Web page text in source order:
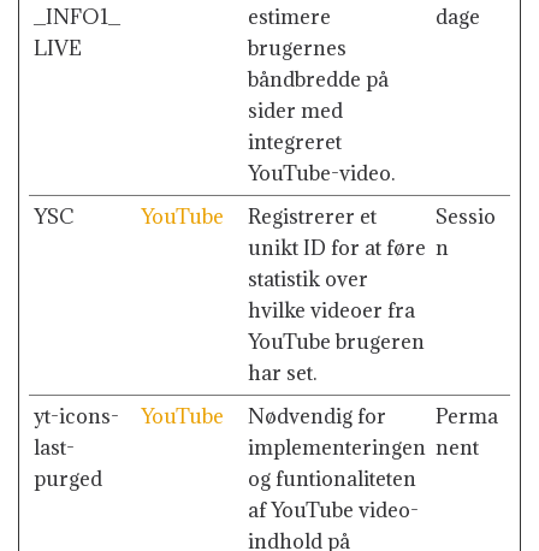
_INFO1_
LIVE
estimere
brugernes
båndbredde på
sider med
integreret
YouTube-video.
dage
YSC YouTube
Registrerer et
unikt ID for at føre
statistik over
hvilke videoer fra
YouTube brugeren
har set.
Sessio
n
yt-icons-
last-
purged
YouTube
Nødvendig for
implementeringen
og funtionaliteten
af YouTube video-
indhold på
Perma
nent